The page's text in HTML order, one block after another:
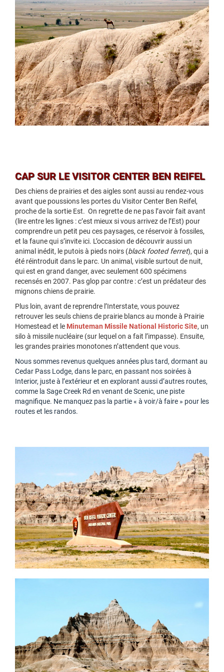
CAP SUR LE VISITOR CENTER BEN REIFEL
Des chiens de prairies et des aigles sont aussi au rendez-vous
avant que poussions les portes du Visitor Center Ben Reifel,
proche de la sortie Est. On regrette de ne pas l’avoir fait avant
(lire entre les lignes : c’est mieux si vous arrivez de l’Est) pour
comprendre un petit peu ces paysages, ce réservoir à fossiles,
et la faune qui s’invite ici. L’occasion de découvrir aussi un
animal inédit, le putois à pieds noirs (black footed ferret), qui a
été réintroduit dans le parc. Un animal, visible surtout de nuit,
qui est en grand danger, avec seulement 600 spécimens
recensés en 2007. Pas glop par contre : c’est un prédateur des
mignons chiens de prairie.
Plus loin, avant de reprendre l’Interstate, vous pouvez
retrouver les seuls chiens de prairie blancs au monde à Prairie
Homestead et le Minuteman Missile National Historic Site, un
silo à missile nucléaire (sur lequel on a fait l’impasse). Ensuite,
les grandes prairies monotones n’attendent que vous.
Nous sommes revenus quelques années plus tard, dormant au
Cedar Pass Lodge, dans le parc, en passant nos soirées à
Interior, juste à l’extérieur et en explorant aussi d’autres routes,
comme la Sage Creek Rd en venant de Scenic, une piste
magnifique. Ne manquez pas la partie « à voir/à faire » pour les
routes et les randos.